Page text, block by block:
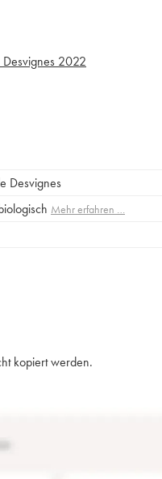
2022
Desvignes
Mehr erfahren …
kopiert werden.